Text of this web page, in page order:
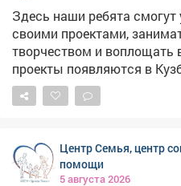
Здесь наши ребята смогут
своими проектами,
творчеством и воплощать в
проекты появляются в
федеральной поддержке -
проекту «Молодежь и
максимальные
центров, социальных
образовательных площадок. Каждая новая
Центр Семья, центр
помощи
5 августа 2026